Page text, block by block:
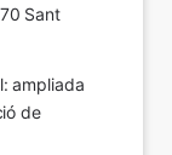
Sant
ampliada
de